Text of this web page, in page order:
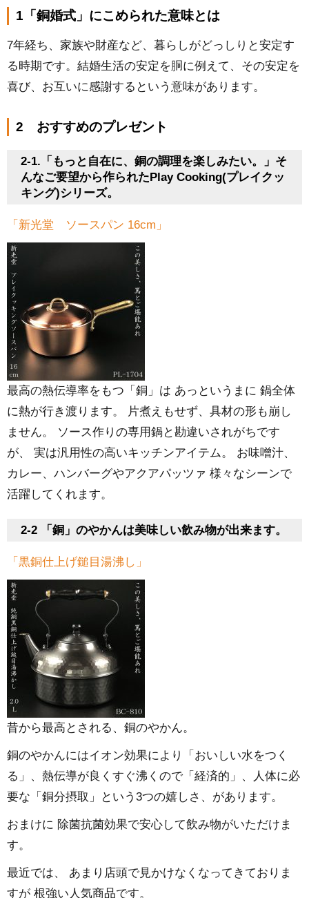
1「銅婚式」にこめられた意味とは
7年経ち、家族や財産など、暮らしがどっしりと安定す
る時期です。結婚生活の安定を胴に例えて、その安定を
喜び、お互いに感謝するという意味があります。
2 おすすめのプレゼント
2-1.「もっと自在に、銅の調理を楽しみたい。」そ
んなご要望から作られたPlay Cooking(プレイクッ
キング)シリーズ。
「新光堂 ソースパン 16cm」
最高の熱伝導率をもつ「銅」は あっというまに 鍋全体
に熱が行き渡ります。 片煮えもせず、具材の形も崩し
ません。 ソース作りの専用鍋と勘違いされがちです
が、 実は汎用性の高いキッチンアイテム。 お味噌汁、
カレー、ハンバーグやアクアパッツァ 様々なシーンで
活躍してくれます。
2-2 「銅」のやかんは美味しい飲み物が出来ます。
「黒銅仕上げ鎚目湯沸し」
昔から最高とされる、銅のやかん。
銅のやかんにはイオン効果により「おいしい水をつく
る」、熱伝導が良くすぐ沸くので「経済的」、人体に必
要な「銅分摂取」という3つの嬉しさ、があります。
おまけに 除菌抗菌効果で安心して飲み物がいただけま
す。
最近では、 あまり店頭で見かけなくなってきておりま
すが 根強い人気商品です。